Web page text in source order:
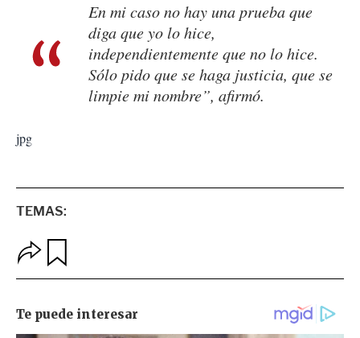
En mi caso no hay una prueba que
diga que yo lo hice,
independientemente que no lo hice.
Sólo pido que se haga justicia, que se
limpie mi nombre”, afirmó.
jpg
TEMAS:
p
i
r